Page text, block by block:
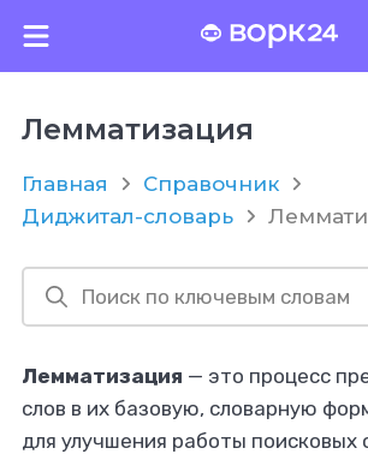
Лемматизация
Главная
Справочник
Диджитал-словарь
Лемматизация — это процесс
слов в их базовую, словарную
для улучшения работы поисковых